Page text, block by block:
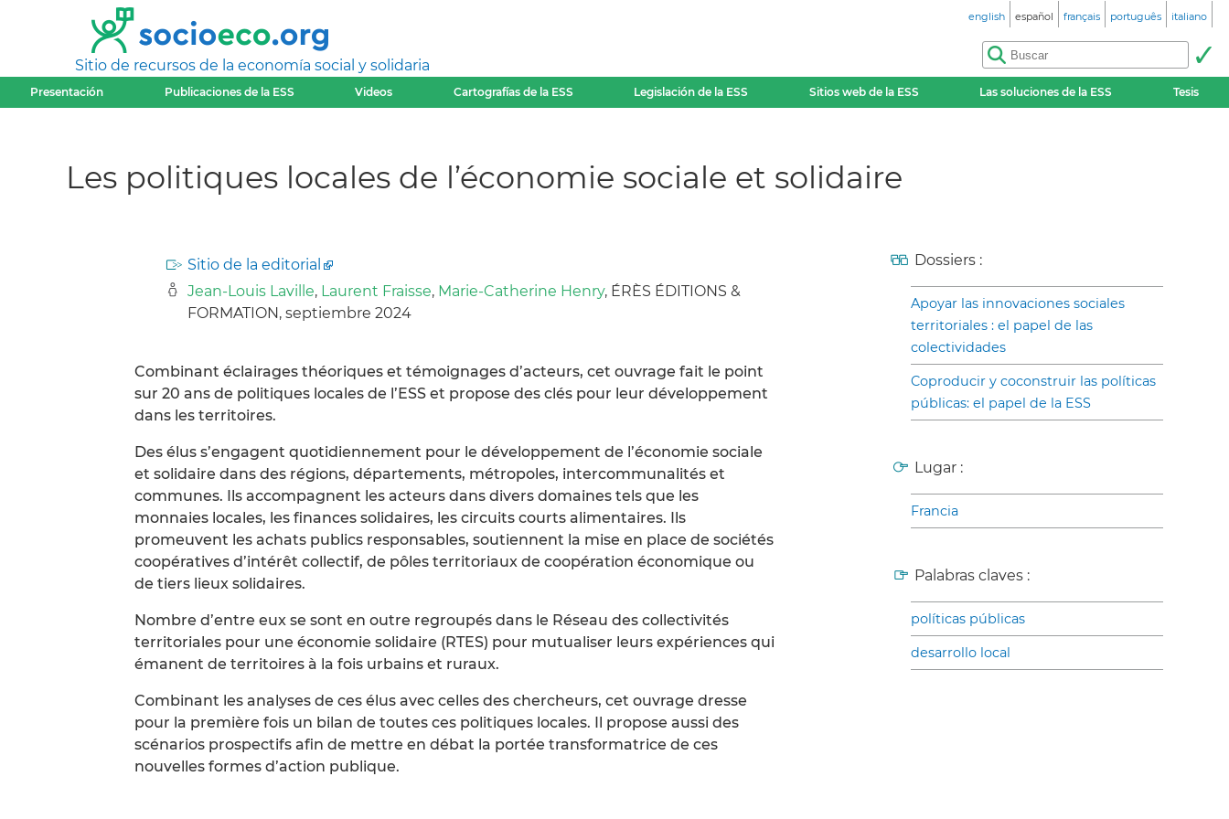
Sitio de recursos de la economía social y solidaria
english español français português italiano
Presentación Publicaciones de la ESS Videos Cartografías de la ESS Legislación de la ESS Sitios web de la ESS Las soluciones de la ESS Tesis
Les politiques locales de l’économie sociale et solidaire
Sitio de la editorial
Jean-Louis Laville, Laurent Fraisse, Marie-Catherine Henry, ÉRÈS ÉDITIONS &
FORMATION, septiembre 2024
Combinant éclairages théoriques et témoignages d’acteurs, cet ouvrage fait le point
sur 20 ans de politiques locales de l’ESS et propose des clés pour leur développement
dans les territoires.
Des élus s’engagent quotidiennement pour le développement de l’économie sociale
et solidaire dans des régions, départements, métropoles, intercommunalités et
communes. Ils accompagnent les acteurs dans divers domaines tels que les
monnaies locales, les finances solidaires, les circuits courts alimentaires. Ils
promeuvent les achats publics responsables, soutiennent la mise en place de sociétés
coopératives d’intérêt collectif, de pôles territoriaux de coopération économique ou
de tiers lieux solidaires.
Nombre d’entre eux se sont en outre regroupés dans le Réseau des collectivités
territoriales pour une économie solidaire (RTES) pour mutualiser leurs expériences qui
émanent de territoires à la fois urbains et ruraux.
Combinant les analyses de ces élus avec celles des chercheurs, cet ouvrage dresse
pour la première fois un bilan de toutes ces politiques locales. Il propose aussi des
scénarios prospectifs afin de mettre en débat la portée transformatrice de ces
nouvelles formes d’action publique.
Dossiers :
Apoyar las innovaciones sociales
territoriales : el papel de las
colectividades
Coproducir y coconstruir las políticas
públicas: el papel de la ESS
Lugar :
Francia
Palabras claves :
políticas públicas
desarrollo local